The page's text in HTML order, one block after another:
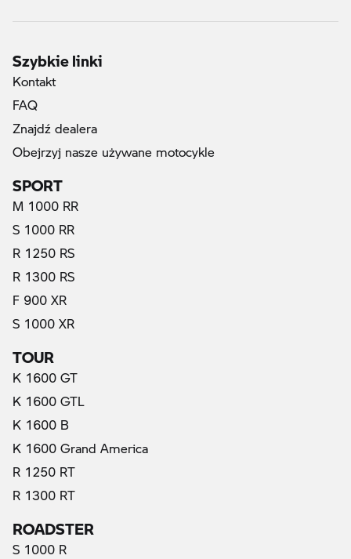
Szybkie linki
Kontakt
FAQ
Znajdź dealera
Obejrzyj nasze używane motocykle
SPORT
M 1000 RR
S 1000 RR
R 1250 RS
R 1300 RS
F 900 XR
S 1000 XR
TOUR
K 1600 GT
K 1600 GTL
K 1600 B
K 1600 Grand America
R 1250 RT
R 1300 RT
ROADSTER
S 1000 R